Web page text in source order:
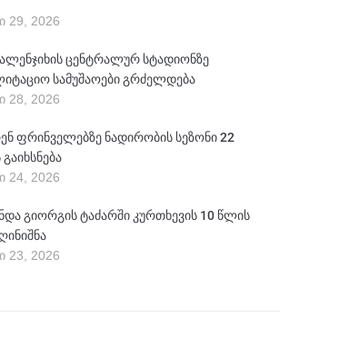
29, 2026
ცენტრალურ სტადიონზე
სამუშაოები გრძელდება
28, 2026
ფრინველებზე ნადირობის სეზონი 22
24, 2026
გიორგის ტაძარში კურთხევის 10 წლის
23, 2026